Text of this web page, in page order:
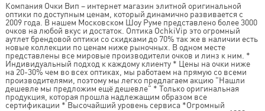
Компания Очки Вип – интернет магазин элитной оригинальной
оптики по доступным ценам, который динамично развивается с
2009 года. В нашем Московском Шоу Руме представлено более 3000
очков на любой вкус и достаток. Оптика OchkiVip это огромный
аутлет брендовой оптики со скидками до 70% так же в наличии есть
новые коллекции по ценам ниже рыночных. В одном месте
представлены все мировые производители очков и линз к ним. *
Индивидуальный подход к каждому клиенту * Цены на очки ниже
на 20-30% чем во всех оптиках, мы работаем на прямую со всеми
производителями, поэтому мы легко предлагаем акцию "Нашли
дешевле мы предложим ещё дешевле" * Только оригинальная
продукция, которая прошла надлежащим образом все
сертификации * Высочайший уровень сервиса *Огромный